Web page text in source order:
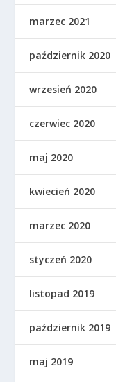
marzec 2021
październik 2020
wrzesień 2020
czerwiec 2020
maj 2020
kwiecień 2020
marzec 2020
styczeń 2020
listopad 2019
październik 2019
maj 2019